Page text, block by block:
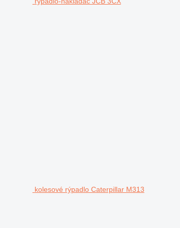
kolesové rýpadlo Caterpillar M313